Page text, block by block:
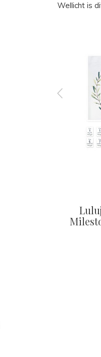
Wellicht is
Bamboo